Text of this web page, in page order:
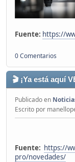
Fuente: https://
0 Comentarios
🎬 ¡Ya está aquí
Publicado en
Escrito por
Fuente: https://
pro/novedades/